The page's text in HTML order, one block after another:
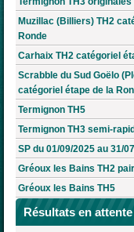
Muzillac (Billiers) TH2
Ronde
Carhaix TH2 catégoriel
Scrabble du Sud Goëlo
catégoriel étape de la
Termignon TH5
Termignon TH3 semi-
SP du 01/09/2025 au 31/
Gréoux les Bains TH2
Gréoux les Bains TH5
Résultats en attente